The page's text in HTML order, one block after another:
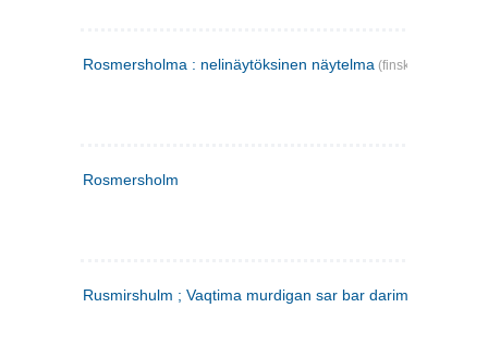
Rosmersholma : nelinäytöksinen näytelma (finsk)
Rosmersholm
Rusmirshulm ; Vaqtima murdigan sar bar darim